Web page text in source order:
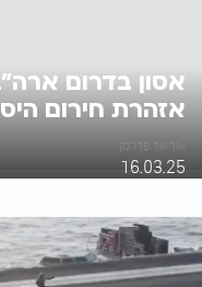
אזהרת חירום
אוריאל פדרמן
16.03.25